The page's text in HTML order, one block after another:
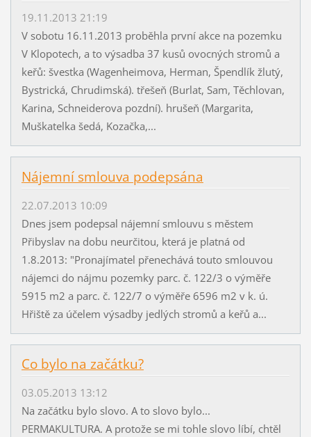
19.11.2013 21:19
V sobotu 16.11.2013 proběhla první akce na pozemku
V Klopotech, a to výsadba 37 kusů ovocných stromů a
keřů: švestka (Wagenheimova, Herman, Špendlík žlutý,
Bystrická, Chrudimská). třešeň (Burlat, Sam, Těchlovan,
Karina, Schneiderova pozdní). hrušeň (Margarita,
Muškatelka šedá, Kozačka,...
Nájemní smlouva podepsána
22.07.2013 10:09
Dnes jsem podepsal nájemní smlouvu s městem
Přibyslav na dobu neurčitou, která je platná od
1.8.2013: "Pronajímatel přenechává touto smlouvou
nájemci do nájmu pozemky parc. č. 122/3 o výměře
5915 m2 a parc. č. 122/7 o výměře 6596 m2 v k. ú.
Hřiště za účelem výsadby jedlých stromů a keřů a...
Co bylo na začátku?
03.05.2013 13:12
Na začátku bylo slovo. A to slovo bylo...
PERMAKULTURA. A protože se mi tohle slovo líbí, chtěl